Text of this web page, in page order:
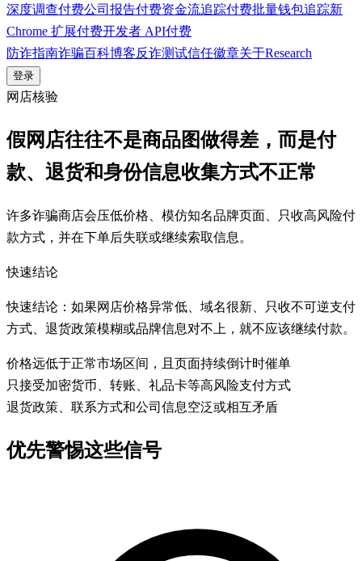
深度调查付费公司报告付费资金流追踪付费批量钱包追踪新
Chrome 扩展付费开发者 API付费
防诈指南诈骗百科博客反诈测试信任徽章关于Research
登录
网店核验
假网店往往不是商品图做得差，而是付
款、退货和身份信息收集方式不正常
许多诈骗商店会压低价格、模仿知名品牌页面、只收高风险付
款方式，并在下单后失联或继续索取信息。
快速结论
快速结论：如果网店价格异常低、域名很新、只收不可逆支付
方式、退货政策模糊或品牌信息对不上，就不应该继续付款。
价格远低于正常市场区间，且页面持续倒计时催单
只接受加密货币、转账、礼品卡等高风险支付方式
退货政策、联系方式和公司信息空泛或相互矛盾
优先警惕这些信号